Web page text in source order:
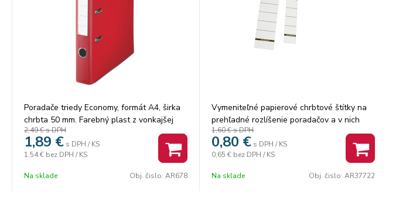
Poradače triedy Economy, formát A4, širka
chrbta 50 mm. Farebný plast z vonkajšej
strany, papier z vnútornej strany, páková
mechanika, chrbtový otvor, radokrúžok,
kovové lišty, vymeniteľné štítky. Náhrada za
2,49 €s DPH
1,89 € s DPH / KS
1,54 € bez DPH / KS
Na sklade Obj. čislo: AR678
Vymeniteľné papierové chrbtové štítky na
prehľadné rozlíšenie poradačov a v nich
založených dokumentov. Podľa potreby
umožňujú jednoduchú zmenu popisu na
chrbte poradača. Šírka 50 mm pre poradače
kusov. Cena je uv
1,60 €s DPH
0,80 € s DPH / KS
0,65 € bez DPH / KS
Na sklade Obj. čislo: AR37722